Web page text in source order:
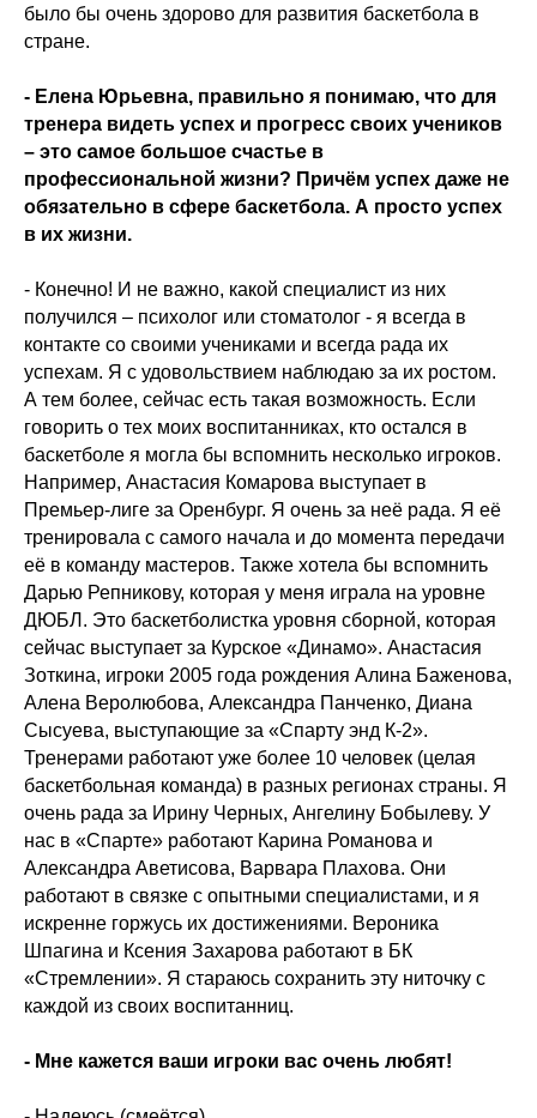
было бы очень здорово для развития баскетбола в
стране.
- Елена Юрьевна, правильно я понимаю, что для
тренера видеть успех и прогресс своих учеников
– это самое большое счастье в
профессиональной жизни? Причём успех даже не
обязательно в сфере баскетбола. А просто успех
в их жизни.
- Конечно! И не важно, какой специалист из них
получился – психолог или стоматолог - я всегда в
контакте со своими учениками и всегда рада их
успехам. Я с удовольствием наблюдаю за их ростом.
А тем более, сейчас есть такая возможность. Если
говорить о тех моих воспитанниках, кто остался в
баскетболе я могла бы вспомнить несколько игроков.
Например, Анастасия Комарова выступает в
Премьер-лиге за Оренбург. Я очень за неё рада. Я её
тренировала с самого начала и до момента передачи
её в команду мастеров. Также хотела бы вспомнить
Дарью Репникову, которая у меня играла на уровне
ДЮБЛ. Это баскетболистка уровня сборной, которая
сейчас выступает за Курское «Динамо». Анастасия
Зоткина, игроки 2005 года рождения Алина Баженова,
Алена Веролюбова, Александра Панченко, Диана
Сысуева, выступающие за «Спарту энд К-2».
Тренерами работают уже более 10 человек (целая
баскетбольная команда) в разных регионах страны. Я
очень рада за Ирину Черных, Ангелину Бобылеву. У
нас в «Спарте» работают Карина Романова и
Александра Аветисова, Варвара Плахова. Они
работают в связке с опытными специалистами, и я
искренне горжусь их достижениями. Вероника
Шпагина и Ксения Захарова работают в БК
«Стремлении». Я стараюсь сохранить эту ниточку с
каждой из своих воспитанниц.
- Мне кажется ваши игроки вас очень любят!